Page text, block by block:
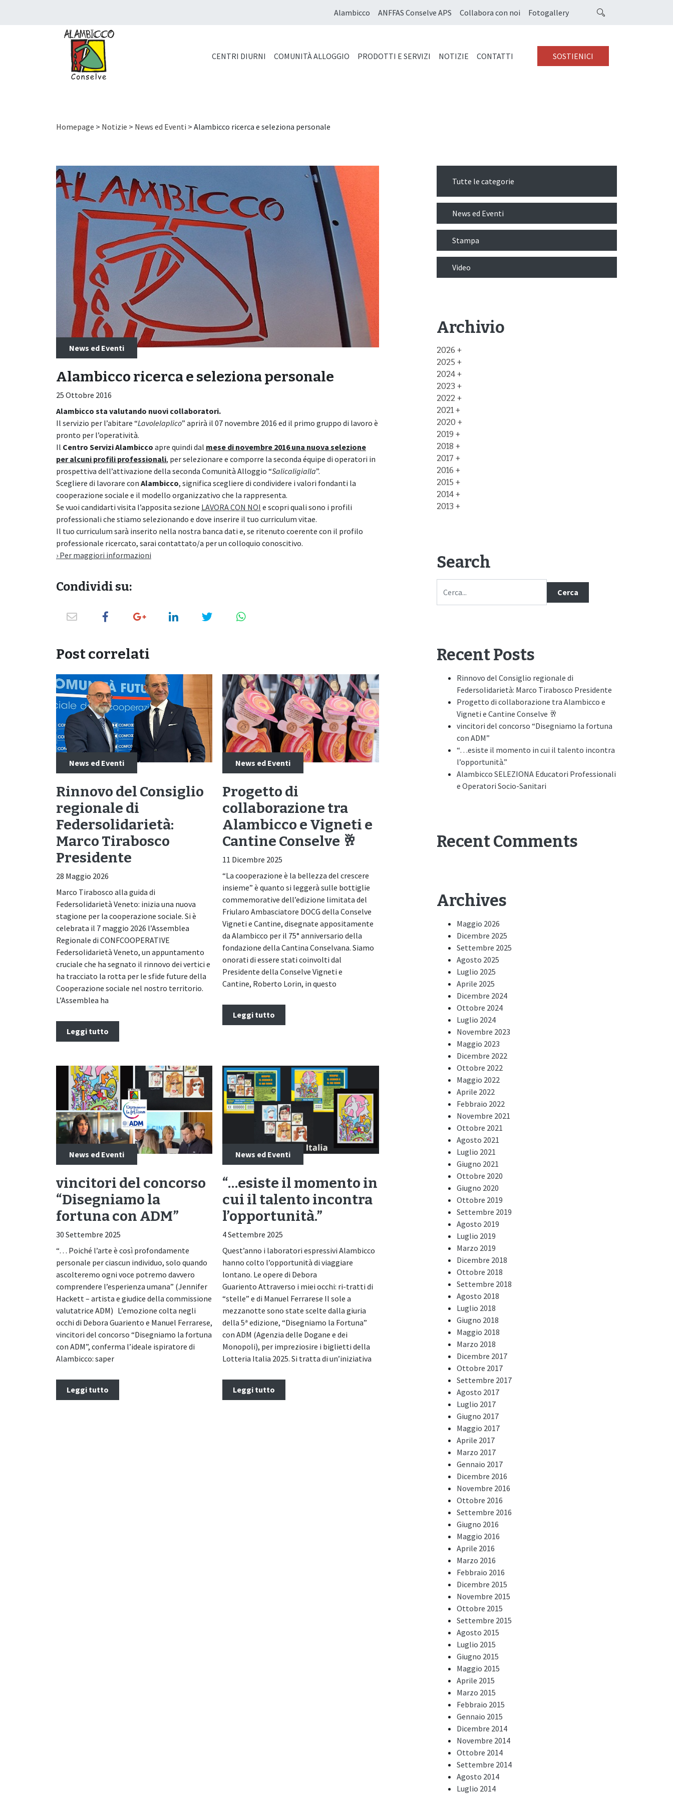
Alambicco ANFFAS Conselve APS Collabora con noi Fotogallery
CENTRI DIURNI COMUNITÀ ALLOGGIO PRODOTTI E SERVIZI NOTIZIE CONTATTI SOSTIENICI
Homepage > Notizie > News ed Eventi > Alambicco ricerca e seleziona personale
News ed Eventi
Alambicco ricerca e seleziona personale
25 Ottobre 2016
Alambicco sta valutando nuovi collaboratori.
Il servizio per l’abitare “Lavolelaplico” aprirà il 07 novembre 2016 ed il primo gruppo di lavoro è
pronto per l’operatività.
Il Centro Servizi Alambicco apre quindi dal mese di novembre 2016 una nuova selezione
per alcuni profili professionali, per selezionare e comporre la seconda équipe di operatori in
prospettiva dell’attivazione della seconda Comunità Alloggio “Salicaligialla”.
Scegliere di lavorare con Alambicco, significa scegliere di condividere i valori fondanti la
cooperazione sociale e il modello organizzativo che la rappresenta.
Se vuoi candidarti visita l’apposita sezione LAVORA CON NOI e scopri quali sono i profili
professionali che stiamo selezionando e dove inserire il tuo curriculum vitae.
Il tuo curriculum sarà inserito nella nostra banca dati e, se ritenuto coerente con il profilo
professionale ricercato, sarai contattato/a per un colloquio conoscitivo.
› Per maggiori informazioni
Condividi su:
Post correlati
News ed Eventi
Rinnovo del Consiglio
regionale di
Federsolidarietà:
Marco Tirabosco
Presidente
28 Maggio 2026
Marco Tirabosco alla guida di
Federsolidarietà Veneto: inizia una nuova
stagione per la cooperazione sociale. Si è
celebrata il 7 maggio 2026 l’Assemblea
Regionale di CONFCOOPERATIVE
Federsolidarietà Veneto, un appuntamento
cruciale che ha segnato il rinnovo dei vertici e
ha tracciato la rotta per le sfide future della
Cooperazione sociale nel nostro territorio.
L’Assemblea ha
Leggi tutto
News ed Eventi
Progetto di
collaborazione tra
Alambicco e Vigneti e
Cantine Conselve 🥂
11 Dicembre 2025
“La cooperazione è la bellezza del crescere
insieme” è quanto si leggerà sulle bottiglie
commemorative dell’edizione limitata del
Friularo Ambasciatore DOCG della Conselve
Vigneti e Cantine, disegnate appositamente
da Alambicco per il 75° anniversario della
fondazione della Cantina Conselvana. Siamo
onorati di essere stati coinvolti dal
Presidente della Conselve Vigneti e
Cantine, Roberto Lorin, in questo
Leggi tutto
News ed Eventi
vincitori del concorso
“Disegniamo la
fortuna con ADM”
30 Settembre 2025
“… Poiché l’arte è così profondamente
personale per ciascun individuo, solo quando
ascolteremo ogni voce potremo davvero
comprendere l’esperienza umana” (Jennifer
Hackett – artista e giudice della commissione
valutatrice ADM) L’emozione colta negli
occhi di Debora Guariento e Manuel Ferrarese,
vincitori del concorso “Disegniamo la fortuna
con ADM”, conferma l’ideale ispiratore di
Alambicco: saper
Leggi tutto
News ed Eventi
“…esiste il momento in
cui il talento incontra
l’opportunità.”
4 Settembre 2025
Quest’anno i laboratori espressivi Alambicco
hanno colto l’opportunità di viaggiare
lontano. Le opere di Debora
Guariento Attraverso i miei occhi: ri-tratti di
“stelle” e di Manuel Ferrarese Il sole a
mezzanotte sono state scelte dalla giuria
della 5ª edizione, “Disegniamo la Fortuna”
con ADM (Agenzia delle Dogane e dei
Monopoli), per impreziosire i biglietti della
Lotteria Italia 2025. Si tratta di un’iniziativa
Leggi tutto
Tutte le categorie
News ed Eventi
Stampa
Video
Archivio
2026
2025
2024
2023
2022
2021
2020
2019
2018
2017
2016
2015
2014
2013
Search
Cerca
Recent Posts
Rinnovo del Consiglio regionale di
Federsolidarietà: Marco Tirabosco Presidente
Progetto di collaborazione tra Alambicco e
Vigneti e Cantine Conselve 🥂
vincitori del concorso “Disegniamo la fortuna
con ADM”
“…esiste il momento in cui il talento incontra
l’opportunità.”
Alambicco SELEZIONA Educatori Professionali
e Operatori Socio-Sanitari
Recent Comments
Archives
Maggio 2026
Dicembre 2025
Settembre 2025
Agosto 2025
Luglio 2025
Aprile 2025
Dicembre 2024
Ottobre 2024
Luglio 2024
Novembre 2023
Maggio 2023
Dicembre 2022
Ottobre 2022
Maggio 2022
Aprile 2022
Febbraio 2022
Novembre 2021
Ottobre 2021
Agosto 2021
Luglio 2021
Giugno 2021
Ottobre 2020
Giugno 2020
Ottobre 2019
Settembre 2019
Agosto 2019
Luglio 2019
Marzo 2019
Dicembre 2018
Ottobre 2018
Settembre 2018
Agosto 2018
Luglio 2018
Giugno 2018
Maggio 2018
Marzo 2018
Dicembre 2017
Ottobre 2017
Settembre 2017
Agosto 2017
Luglio 2017
Giugno 2017
Maggio 2017
Aprile 2017
Marzo 2017
Gennaio 2017
Dicembre 2016
Novembre 2016
Ottobre 2016
Settembre 2016
Giugno 2016
Maggio 2016
Aprile 2016
Marzo 2016
Febbraio 2016
Dicembre 2015
Novembre 2015
Ottobre 2015
Settembre 2015
Agosto 2015
Luglio 2015
Giugno 2015
Maggio 2015
Aprile 2015
Marzo 2015
Febbraio 2015
Gennaio 2015
Dicembre 2014
Novembre 2014
Ottobre 2014
Settembre 2014
Agosto 2014
Luglio 2014